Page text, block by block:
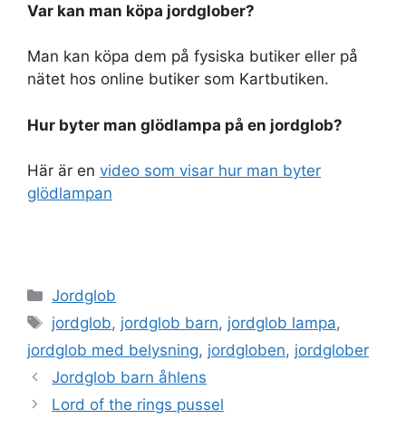
Var kan man köpa jordglober?
Man kan köpa dem på fysiska butiker eller på
nätet hos online butiker som Kartbutiken.
Hur byter man glödlampa på en jordglob?
Här är en video som visar hur man byter
glödlampan
Categories
Jordglob
Tags
jordglob, jordglob barn, jordglob lampa,
jordglob med belysning, jordgloben, jordglober
Jordglob barn åhlens
Lord of the rings pussel